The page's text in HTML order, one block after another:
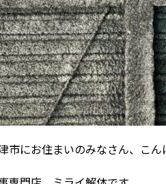
市にお住まいのみなさん、こん